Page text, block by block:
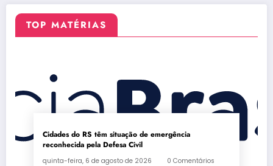
TOP MATÉRIAS
Cidades do RS têm situação de emergência
reconhecida pela Defesa Civil
quinta-feira, 6 de agosto de 2026 0 Comentários